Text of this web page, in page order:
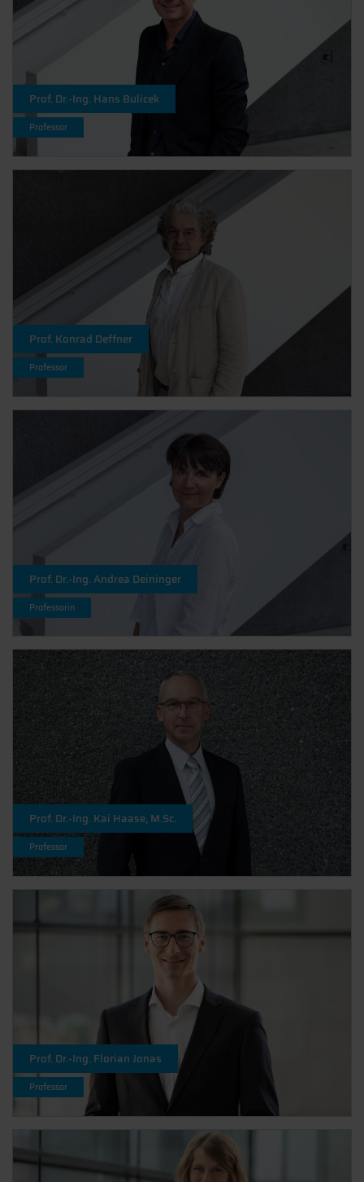
Prof. Dr.-Ing. Hans Bulicek
Professor
Prof. Konrad Deffner
Professor
Prof. Dr.-Ing. Andrea Deininger
Professorin
Prof. Dr.-Ing. Kai Haase, M.Sc.
Professor
Prof. Dr.-Ing. Florian Jonas
Professor